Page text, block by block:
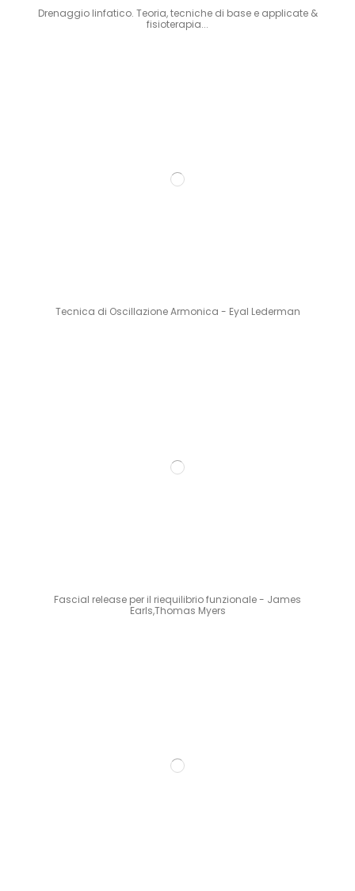
Drenaggio linfatico. Teoria, tecniche di base e applicate &
fisioterapia...
Tecnica di Oscillazione Armonica - Eyal Lederman
Fascial release per il riequilibrio funzionale - James
Earls,Thomas Myers